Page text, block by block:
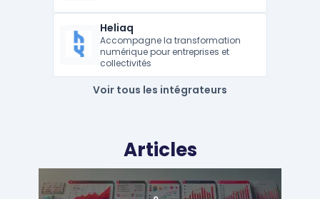
Heliaq
Accompagne la transformation
numérique pour entreprises et
collectivités
Voir tous les intégrateurs
Articles